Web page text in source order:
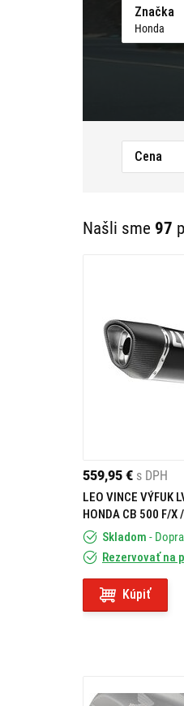
Značka
Honda
Cena
Našli sme 97
559,95 € s DPH
LEO VINCE VÝFUK
HONDA CB 500 F/X
CB 500 HORNET /
HOMOLOGOVANÝ
Skladom -
Rezervovať na
Kúpiť